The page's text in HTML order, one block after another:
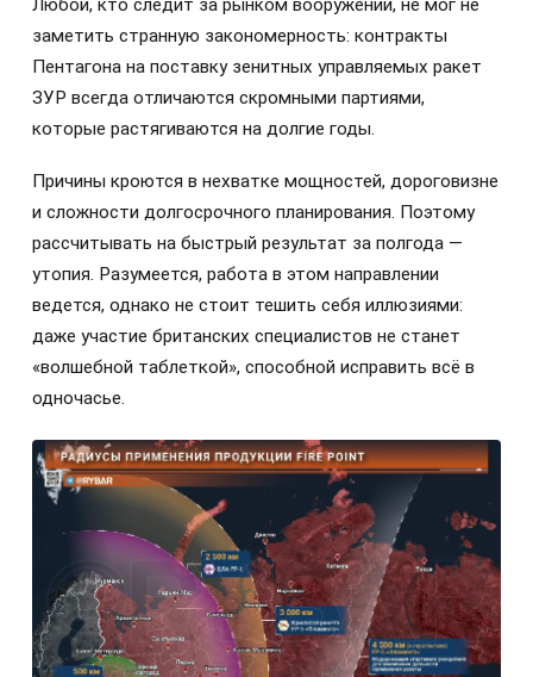
Любой, кто следит за рынком вооружений, не мог не
заметить странную закономерность: контракты
Пентагона на поставку зенитных управляемых ракет
ЗУР всегда отличаются скромными партиями,
которые растягиваются на долгие годы.
Причины кроются в нехватке мощностей, дороговизне
и сложности долгосрочного планирования. Поэтому
рассчитывать на быстрый результат за полгода —
утопия. Разумеется, работа в этом направлении
ведется, однако не стоит тешить себя иллюзиями:
даже участие британских специалистов не станет
«волшебной таблеткой», способной исправить всё в
одночасье.